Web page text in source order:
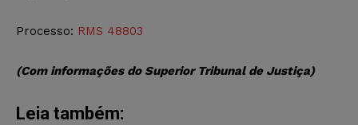
Processo: RMS 48803
(Com informações do Superior Tribunal de Justiça)
Leia também: